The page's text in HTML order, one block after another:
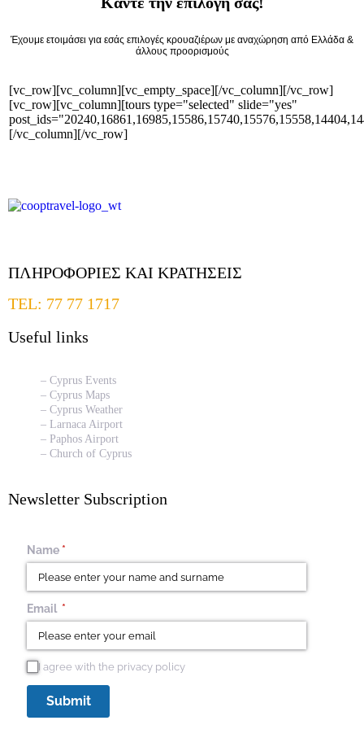
Έχουμε ετοιμάσει για εσάς επιλογές κρουαζιέρων με αναχώρηση από Eλλάδα &
άλλους προορισμούς
[vc_row][vc_column][vc_empty_space][/vc_column][/vc_row]
[vc_row][vc_column][tours type="selected" slide="yes"
[/vc_column][/vc_row]
ΠΛΗΡΟΦΟΡΙΕΣ ΚΑΙ ΚΡΑΤΗΣΕΙΣ
TEL: 77 77 1717
Useful links
– Cyprus Events
– Cyprus Maps
– Cyprus Weather
– Larnaca Airport
– Paphos Airport
– Church of Cyprus
Newsletter Subscription
Name *(required)
Email *(required)
I agree with the privacy policy
I agree with the privacy policy
Submit